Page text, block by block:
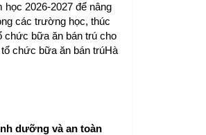
học 2026-2027 để nâng
các trường học, thúc
chức bữa ăn bán trú cho
chức bữa ăn bán trúHà
dưỡng và an toàn